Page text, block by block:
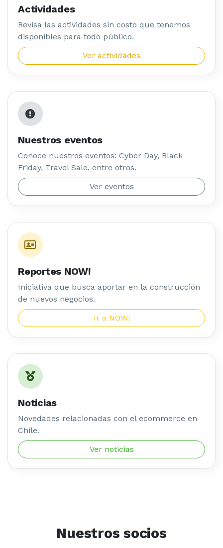
Revisa las actividades sin costo que tenemos
Ver actividades
Nuestros eventos
Conoce nuestros eventos: Cyber Day, Black
Friday, Travel Sale, entre otros.
Ver eventos
Reportes NOW!
Iniciativa que busca aportar en la construcción
de nuevos negocios.
Ir a NOW!
Noticias
Novedades relacionadas con el ecommerce en
Más de 800 marcas son partes de nuestro